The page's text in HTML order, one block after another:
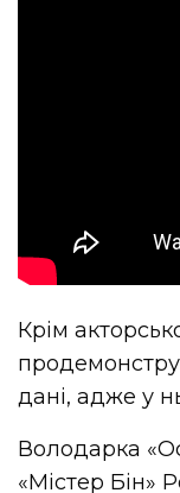
Крім
дані, адже у
Володарка
«Містер Бін»